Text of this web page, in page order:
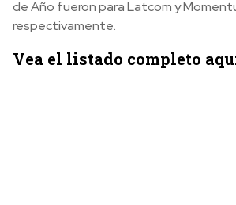
de Año fueron para Latcom y
respectivamente.
Vea el listado completo